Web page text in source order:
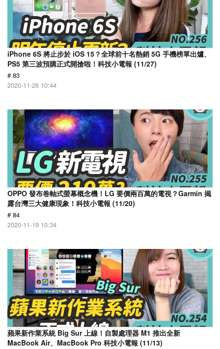
iPhone 6S 將止步於 iOS 15？全球前十名熱銷 5G 手機榜單出爐、
PS5 第三波預購正式開搶啦！科技小電報 (11/27)
# 83
2020-11-26 10:44
OPPO 發布卷軸式螢幕概念機！LG 要價兩百萬的電視？Garmin 揭
露台灣三大健康現象！科技小電報 (11/20)
# 84
2020-11-19 10:34
蘋果新作業系統 Big Sur 上線！自製處理器 M1 推出全新
MacBook Air、MacBook Pro 科技小電報 (11/13)